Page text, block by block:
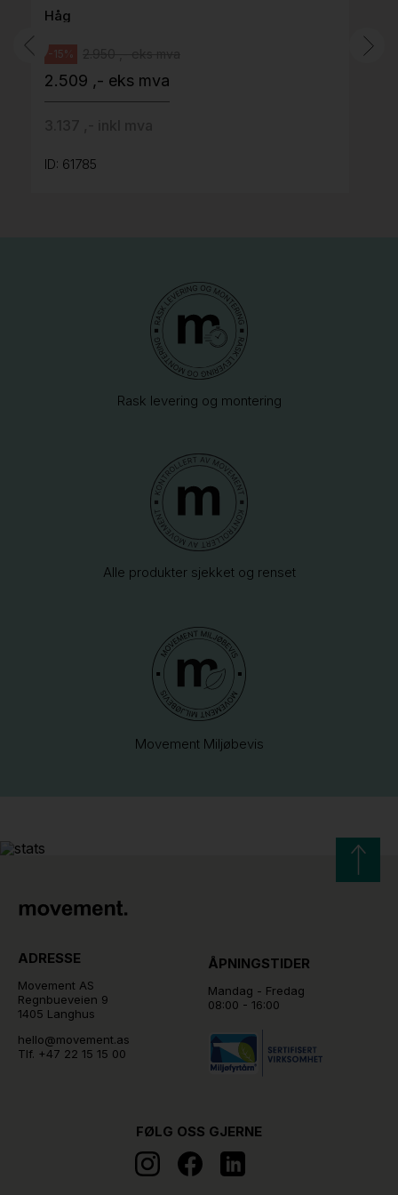
Håg
-15%
2.509 ,- eks mva
ID: 61785
Rask levering og montering
Alle produkter sjekket og renset
Movement Miljøbevis
ADRESSE
Movement AS
Regnbueveien 9
1405 Langhus
hello@movement.as
Tlf. +47 22 15 15 00
ÅPNINGSTIDER
Mandag - Fredag
08:00 - 16:00
FØLG OSS GJERNE